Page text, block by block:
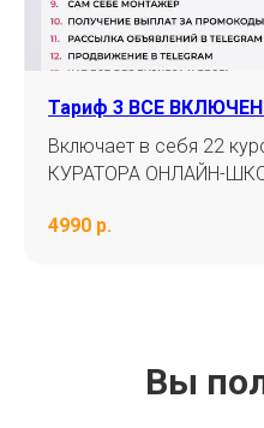
Тариф 3 ВСЕ
Включает в себя 22
КУРАТОРА ОНЛАЙН-
4990 р.
Вы